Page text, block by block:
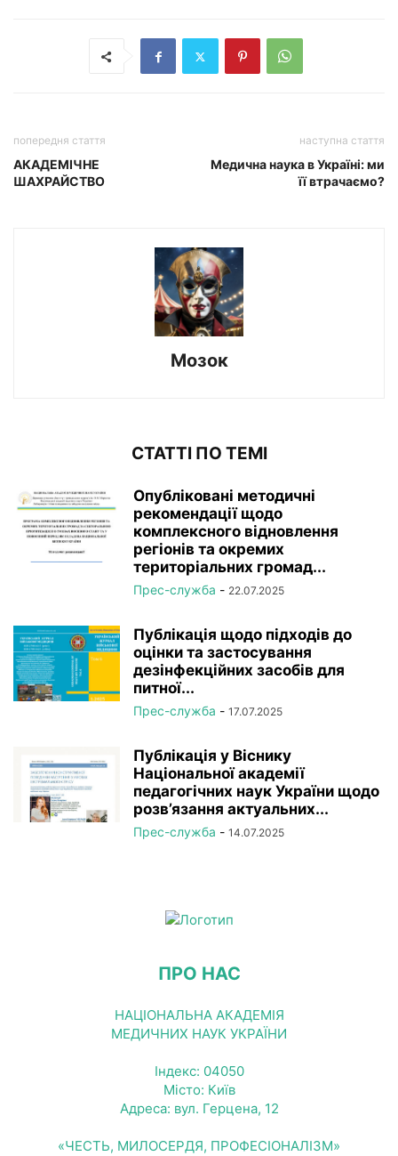
попередня стаття
АКАДЕМІЧНЕ
ШАХРАЙСТВО
наступна стаття
Медична наука в Україні: ми
її втрачаємо?
Мозок
СТАТТІ ПО ТЕМІ
Опубліковані методичні
рекомендації щодо
комплексного відновлення
регіонів та окремих
територіальних громад...
Прес-служба - 22.07.2025
Публікація щодо підходів до
оцінки та застосування
дезінфекційних засобів для
питної...
Прес-служба - 17.07.2025
Публікація у Віснику
Національної академії
педагогічних наук України щодо
розв’язання актуальних...
Прес-служба - 14.07.2025
ПРО НАС
НАЦІОНАЛЬНА АКАДЕМІЯ
МЕДИЧНИХ НАУК УКРАЇНИ
Індекс: 04050
Місто: Київ
Адреса: вул. Герцена, 12
«ЧЕСТЬ, МИЛОСЕРДЯ, ПРОФЕСІОНАЛІЗМ»